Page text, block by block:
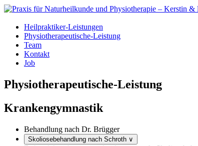
Heilpraktiker-Leistungen
Physiotherapeutische-Leistung
Team
Kontakt
Job
Physiotherapeutische-Leistung
Krankengymnastik
Behandlung nach Dr. Brügger
Skoliosebehandlung nach Schroth ∨